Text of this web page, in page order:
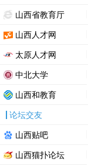
山西省教育厅
山西人才网
太原人才网
中北大学
山西和教育
论坛交友
山西贴吧
山西猫扑论坛